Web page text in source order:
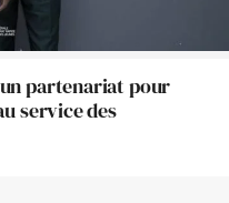
partenariat pour
service des